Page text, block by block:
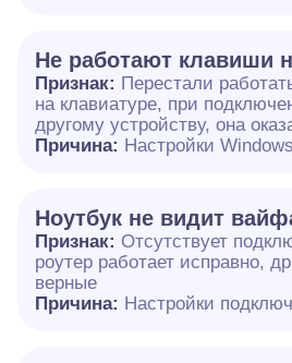
Не работают клавиши
Признак: Перестали
на клавиатуре, при
другому устройству, она
Причина: Настройки
Ноутбук не видит
Признак: Отсутствует
роутер работает исправно,
верные
Причина: Настройки